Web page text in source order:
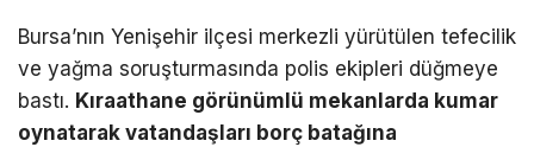
Bursa’nın Yenişehir ilçesi merkezli yürütülen tefecilik
ve yağma soruşturmasında polis ekipleri düğmeye
bastı. Kıraathane görünümlü mekanlarda kumar
oynatarak vatandaşları borç batağına